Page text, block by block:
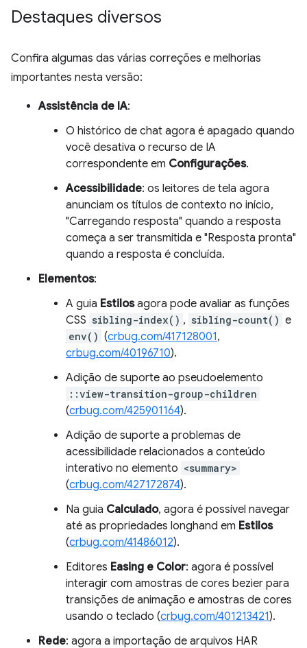
Destaques diversos
Confira algumas das várias correções e melhorias
importantes nesta versão:
Assistência de IA:
O histórico de chat agora é apagado quando
você desativa o recurso de IA
correspondente em Configurações.
Acessibilidade: os leitores de tela agora
anunciam os títulos de contexto no início,
"Carregando resposta" quando a resposta
começa a ser transmitida e "Resposta pronta"
quando a resposta é concluída.
Elementos:
A guia Estilosagora pode avaliar as funções
CSS sibling-index() , sibling-count() e
env() (crbug.com/417128001,
crbug.com/40196710).
Adição de suporte ao pseudoelemento
::view-transition-group-children
(crbug.com/425901164).
Adição de suporte a problemas de
acessibilidade relacionados a conteúdo
interativo no elemento <summary>
(crbug.com/427172874).
Na guia Calculado, agora é possível navegar
até as propriedades longhand em Estilos
(crbug.com/41486012).
Editores Easing e Color: agora é possível
interagir com amostras de cores bezier para
transições de animação e amostras de cores
usando o teclado (crbug.com/401213421).
Rede: agora a importação de arquivos HAR